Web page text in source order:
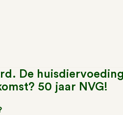
De
50 jaar NVG!